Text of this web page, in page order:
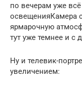
по вечерам уже
освещенияКамера
ярмарочную
тут уже темнее и с
Ну и телевик-
увеличением: